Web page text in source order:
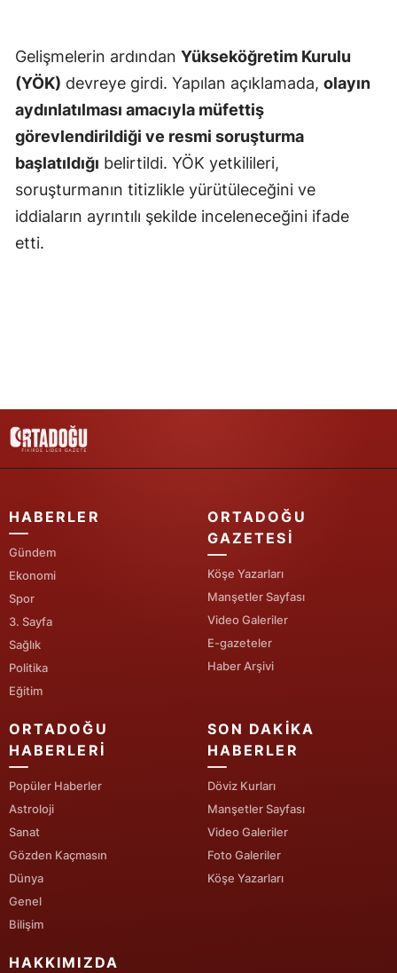
Gelişmelerin ardından Yükseköğretim Kurulu
(YÖK) devreye girdi. Yapılan açıklamada, olayın
aydınlatılması amacıyla müfettiş
görevlendirildiği ve resmi soruşturma
başlatıldığı belirtildi. YÖK yetkilileri,
soruşturmanın titizlikle yürütüleceğini ve
iddiaların ayrıntılı şekilde inceleneceğini ifade
etti.
HABERLER
Gündem
Ekonomi
Spor
3. Sayfa
Sağlık
Politika
Eğitim
ORTADOĞU
GAZETESI
Köşe Yazarları
Manşetler Sayfası
Video Galeriler
E-gazeteler
Haber Arşivi
ORTADOĞU
HABERLERI
Popüler Haberler
Astroloji
Sanat
Gözden Kaçmasın
Dünya
Genel
Bilişim
SON DAKIKA
HABERLER
Döviz Kurları
Manşetler Sayfası
Video Galeriler
Foto Galeriler
Köşe Yazarları
HAKKIMIZDA